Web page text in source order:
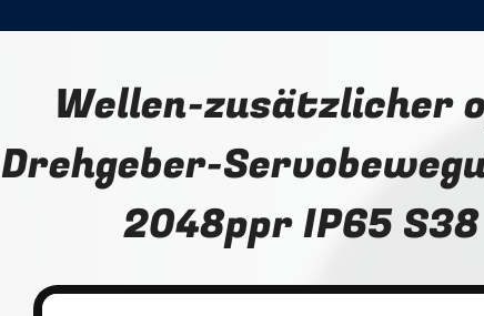
Wellen-zusätzlicher
Drehgeber-
2048ppr IP65